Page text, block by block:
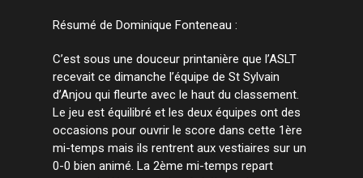
Résumé de Dominique Fonteneau :
C’est sous une douceur printanière que l’ASLT
recevait ce dimanche l’équipe de St Sylvain
d’Anjou qui fleurte avec le haut du classement.
Le jeu est équilibré et les deux équipes ont des
occasions pour ouvrir le score dans cette 1ère
mi-temps mais ils rentrent aux vestiaires sur un
0-0 bien animé. La 2ème mi-temps repart